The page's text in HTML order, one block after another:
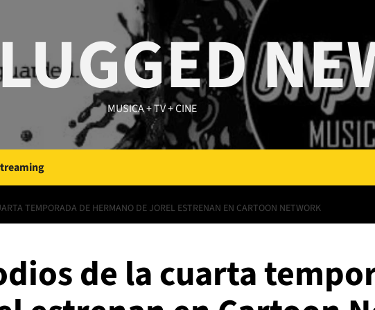
MUSICA + TV + CINE
TEMPORADA DE HERMANO DE JOREL ESTRENAN EN CARTOON NETWORK
de la cuarta